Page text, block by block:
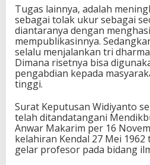
Tugas lainnya, adalah
sebagai tolak ukur sebagai
diantaranya dengan
mempublikasinnya.
selalu menjalankan tri
Dimana risetnya bisa
pengabdian kepada
tinggi.
Surat Keputusan Widiyanto
telah ditandatangani
Anwar Makarim per 16
kelahiran Kendal 27 Mei
gelar profesor pada bidang